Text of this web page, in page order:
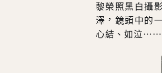
黎榮照黑白攝
澤，鏡頭中的
心結、如泣……